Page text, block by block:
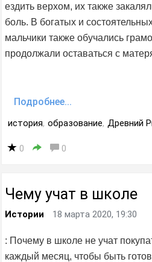
ездить верхом, их также
боль. В богатых и
мальчики также обучались
продолжали оставаться с
Подробнее...
история, образование, Древний
0 0
Чему учат в школе
Истории 18 марта 2020, 19:30
: Почему в школе не учат
каждый месяц, чтобы быть